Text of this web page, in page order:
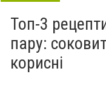
Топ-3
пару:
корисні